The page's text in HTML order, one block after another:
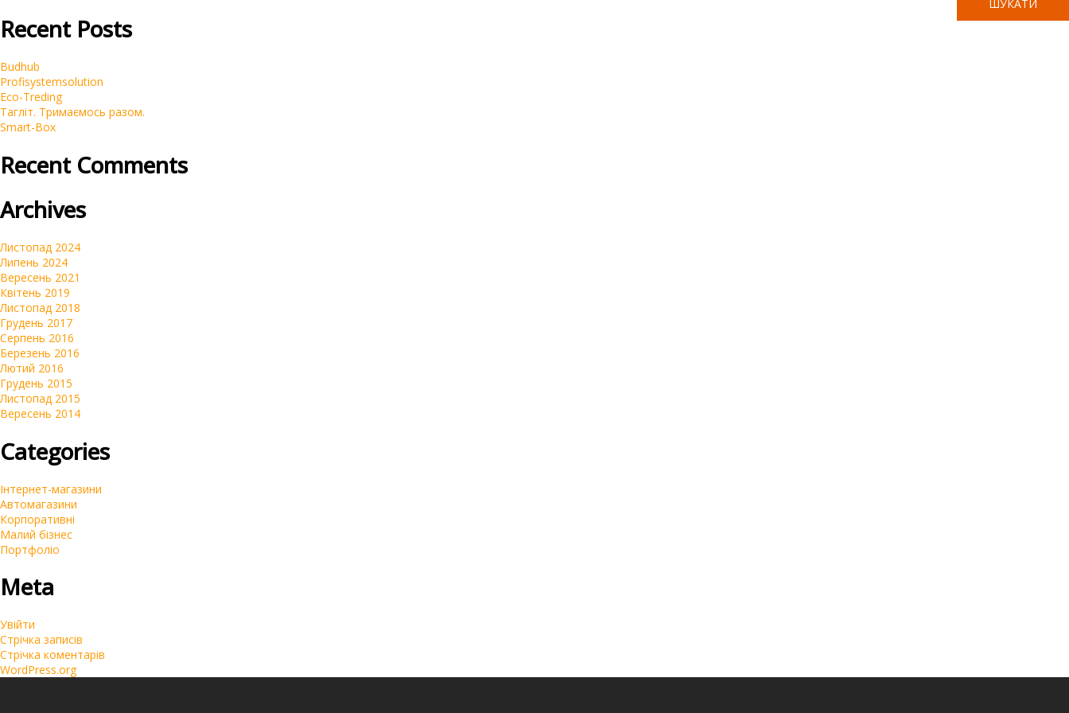
Recent Posts
Budhub
Profisystemsolution
Eco-Treding
Тагліт. Тримаємось разом.
Smart-Box
Recent Comments
Archives
Листопад 2024
Липень 2024
Вересень 2021
Квітень 2019
Листопад 2018
Грудень 2017
Серпень 2016
Березень 2016
Лютий 2016
Грудень 2015
Листопад 2015
Вересень 2014
Categories
Інтернет-магазини
Автомагазини
Корпоративні
Малий бізнес
Портфоліо
Meta
Увійти
Стрічка записів
Стрічка коментарів
WordPress.org